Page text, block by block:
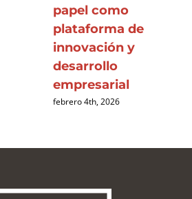
papel como
plataforma de
innovación y
desarrollo
empresarial
febrero 4th, 2026